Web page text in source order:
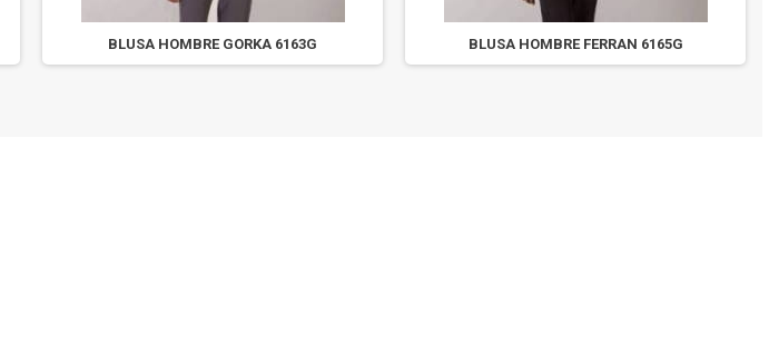
BLUSA HOMBRE GORKA 6163G BLUSA HOMBRE FERRAN 6165G